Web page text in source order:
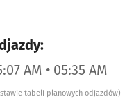
AM • 05:35 AM
tabeli planowych odjazdów)